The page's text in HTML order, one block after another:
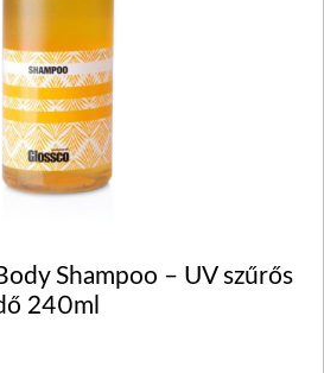
Shampoo – UV szűrős
240ml